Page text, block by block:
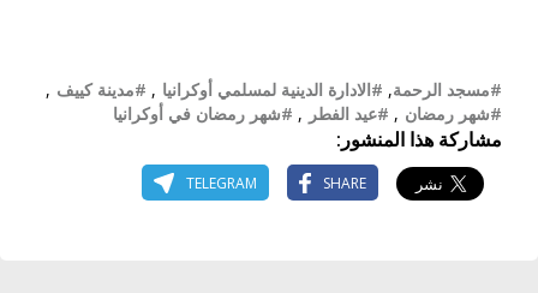
#مسجد الرحمة, #الادارة الدينية لمسلمي أوكرانيا , #مدينة كييف ,
#شهر رمضان , #عيد الفطر , #شهر رمضان في أوكرانيا
مشاركة هذا المنشور:
SHARE
TELEGRAM